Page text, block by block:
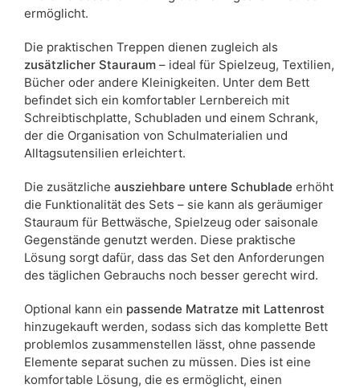
ermöglicht.
Die praktischen Treppen dienen zugleich als
zusätzlicher Stauraum – ideal für Spielzeug, Textilien,
Bücher oder andere Kleinigkeiten. Unter dem Bett
befindet sich ein komfortabler Lernbereich mit
Schreibtischplatte, Schubladen und einem Schrank,
der die Organisation von Schulmaterialien und
Alltagsutensilien erleichtert.
Die zusätzliche ausziehbare untere Schublade erhöht
die Funktionalität des Sets – sie kann als geräumiger
Stauraum für Bettwäsche, Spielzeug oder saisonale
Gegenstände genutzt werden. Diese praktische
Lösung sorgt dafür, dass das Set den Anforderungen
des täglichen Gebrauchs noch besser gerecht wird.
Optional kann ein passende Matratze mit Lattenrost
hinzugekauft werden, sodass sich das komplette Bett
problemlos zusammenstellen lässt, ohne passende
Elemente separat suchen zu müssen. Dies ist eine
komfortable Lösung, die es ermöglicht, einen